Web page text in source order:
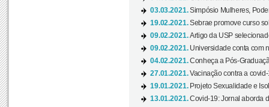
03.03.2021.Simpósio Mulheres,
19.02.2021.Sebrae promove curso
09.02.2021.Artigo da USP
09.02.2021. Universidade conta com
04.02.2021.Conheça a Pós-
27.01.2021.Vacinação contra a
19.01.2021. Projeto Sexualidade e
13.01.2021.Covid-19: Jornal aborda